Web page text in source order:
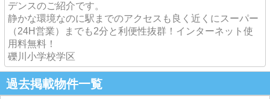
デンスのご紹介です。
静かな環境なのに駅までのアクセスも良く近くにスーパー
（24H営業）までも2分と利便性抜群！インターネット使
用料無料！
礫川小学校学区
過去掲載物件一覧